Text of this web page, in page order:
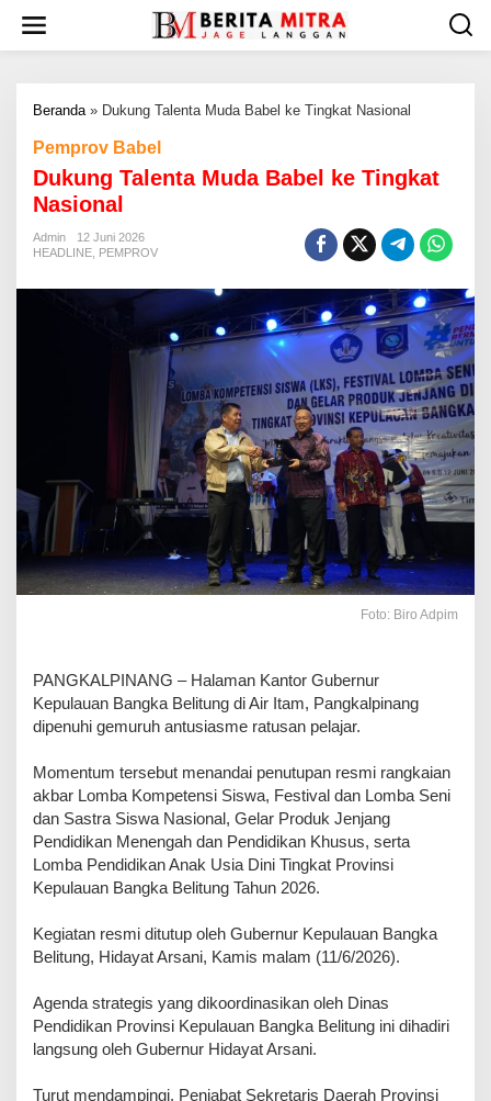
w
Beranda» Dukung Talenta Muda Babel ke Tingkat Nasional
Pemprov Babel
Dukung Talenta Muda Babel ke Tingkat
Nasional
Admin
12 Juni 2026
HEADLINE PEMPROV
Foto: Biro Adpim
​PANGKALPINANG – Halaman Kantor Gubernur
Kepulauan Bangka Belitung di Air Itam, Pangkalpinang
dipenuhi gemuruh antusiasme ratusan pelajar.
Momentum tersebut menandai penutupan resmi rangkaian
akbar Lomba Kompetensi Siswa, Festival dan Lomba Seni
dan Sastra Siswa Nasional, Gelar Produk Jenjang
Pendidikan Menengah dan Pendidikan Khusus, serta
Lomba Pendidikan Anak Usia Dini Tingkat Provinsi
Kepulauan Bangka Belitung Tahun 2026.
Kegiatan resmi ditutup oleh Gubernur Kepulauan Bangka
Belitung, Hidayat Arsani, Kamis malam (11/6/2026).
​Agenda strategis yang dikoordinasikan oleh Dinas
Pendidikan Provinsi Kepulauan Bangka Belitung ini dihadiri
langsung oleh Gubernur Hidayat Arsani.
Turut mendampingi, Penjabat Sekretaris Daerah Provinsi